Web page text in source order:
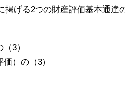
げる2つの財産評価基本通達
3）
）の（3）